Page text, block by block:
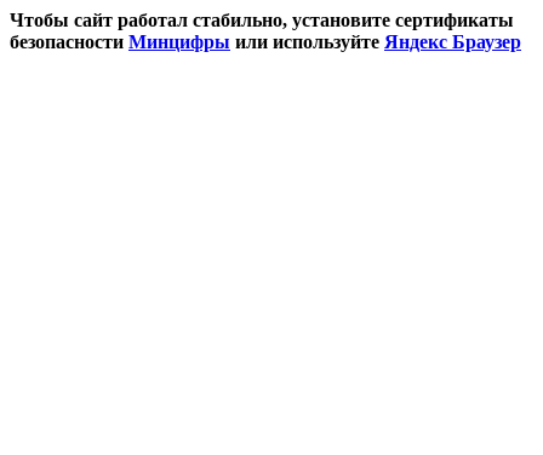
Чтобы сайт работал стабильно, установите сертификаты
безопасности Минцифры или используйте Яндекс Браузер